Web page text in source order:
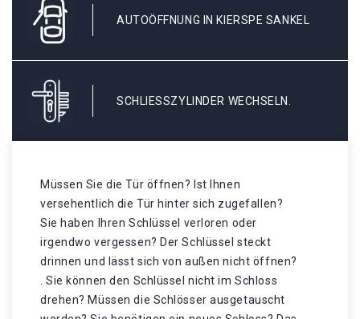
AUTOÖFFNUNG IN KIERSPE SANKEL
SCHLIESSZYLINDER WECHSELN.
Müssen Sie die Tür öffnen? Ist Ihnen
versehentlich die Tür hinter sich zugefallen?
Sie haben Ihren Schlüssel verloren oder
irgendwo vergessen? Der Schlüssel steckt
drinnen und lässt sich von außen nicht öffnen?
. Sie können den Schlüssel nicht im Schloss
drehen? Müssen die Schlösser ausgetauscht